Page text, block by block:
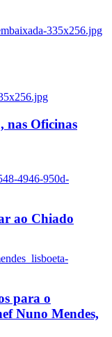
335x256.jpg
nas Oficinas
4946-950d-
ao Chiado
para o
Nuno Mendes,